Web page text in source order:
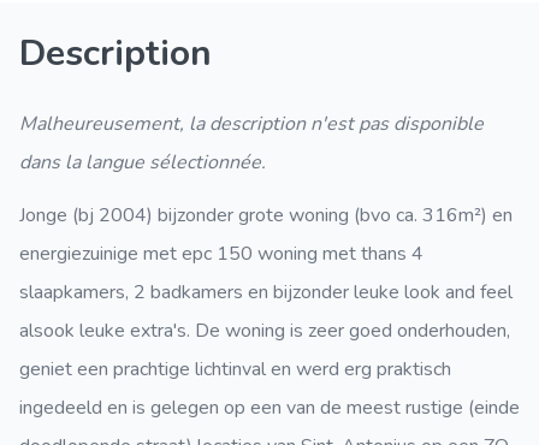
Description
Malheureusement, la description n'est pas disponible
dans la langue sélectionnée.
Jonge (bj 2004) bijzonder grote woning (bvo ca. 316m²) en
energiezuinige met epc 150 woning met thans 4
slaapkamers, 2 badkamers en bijzonder leuke look and feel
alsook leuke extra's. De woning is zeer goed onderhouden,
geniet een prachtige lichtinval en werd erg praktisch
ingedeeld en is gelegen op een van de meest rustige (einde